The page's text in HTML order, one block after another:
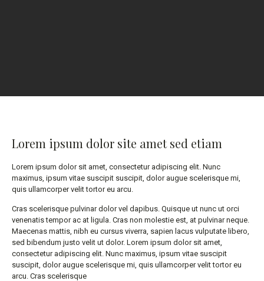
Lorem ipsum dolor site amet sed etiam
Lorem ipsum dolor sit amet, consectetur adipiscing elit. Nunc
maximus, ipsum vitae suscipit suscipit, dolor augue scelerisque mi,
quis ullamcorper velit tortor eu arcu.
Cras scelerisque pulvinar dolor vel dapibus. Quisque ut nunc ut orci
venenatis tempor ac at ligula. Cras non molestie est, at pulvinar neque.
Maecenas mattis, nibh eu cursus viverra, sapien lacus vulputate libero,
sed bibendum justo velit ut dolor. Lorem ipsum dolor sit amet,
consectetur adipiscing elit. Nunc maximus, ipsum vitae suscipit
suscipit, dolor augue scelerisque mi, quis ullamcorper velit tortor eu
arcu. Cras scelerisque